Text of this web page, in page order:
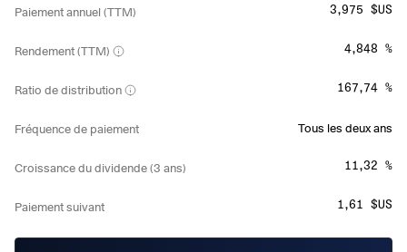
Paiement annuel (TTM) 3,975 $US
Rendement (TTM) 4,848 %
Ratio de distribution 167,74 %
Fréquence de paiement Tous les deux ans
Croissance du dividende (3 ans) 11,32 %
Paiement suivant 1,61 $US